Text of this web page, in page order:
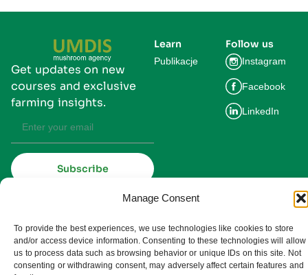
Manage Consent
To provide the best experiences, we use technologies like cookies to store
and/or access device information. Consenting to these technologies will allow
us to process data such as browsing behavior or unique IDs on this site. Not
consenting or withdrawing consent, may adversely affect certain features and
Get updates on new
courses and exclusive
farming insights.
Subscribe
Learn
Publikacje
Follow us
Instagram
Facebook
LinkedIn
Privacy policy
Terms of service